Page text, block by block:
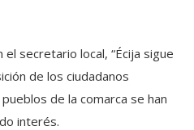
el secretario local, “Écija sigue
de los ciudadanos
de la comarca se han
interés.